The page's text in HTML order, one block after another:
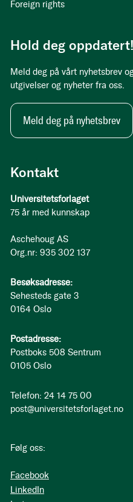
Kontakt
Universitetsforlaget
75 år med kunnskap
Aschehoug AS
Org.nr: 935 302 137
Besøksadresse:
Sehesteds gate 3
0164 Oslo
Postadresse:
Postboks 508 Sentrum
0105 Oslo
Telefon: 24 14 75 00
post@universitetsforlaget.no
Følg oss:
Facebook
LinkedIn
Foreign rights
Hold deg oppdatert!
Meld deg på vårt nyhetsbrev
utgivelser og nyheter fra oss.
Meld deg på nyhetsbrev